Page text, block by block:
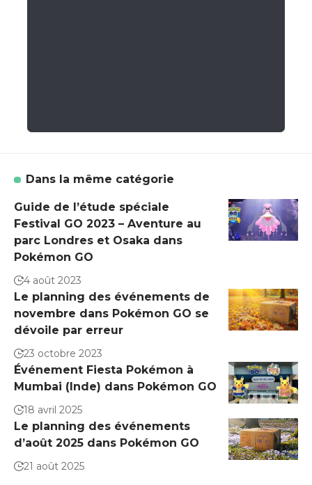
Dans la même catégorie
Guide de l’étude spéciale
Festival GO 2023 – Aventure au
parc Londres et Osaka dans
Pokémon GO
4 août 2023
Le planning des événements de
novembre dans Pokémon GO se
dévoile par erreur
23 octobre 2023
Événement Fiesta Pokémon à
Mumbai (Inde) dans Pokémon GO
18 avril 2025
Le planning des événements
d’août 2025 dans Pokémon GO
21 août 2025